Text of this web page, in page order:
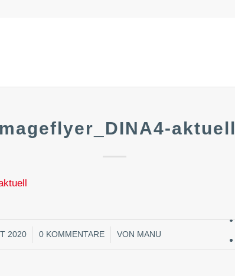
aktuell
2020 0 KOMMENTARE
/ VON MANU